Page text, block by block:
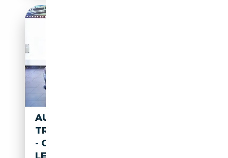
AUDI A4 30 TDI AVANT S-
TRONIC BUSINESS ADVANCED
- CERCHI 18"/FULL